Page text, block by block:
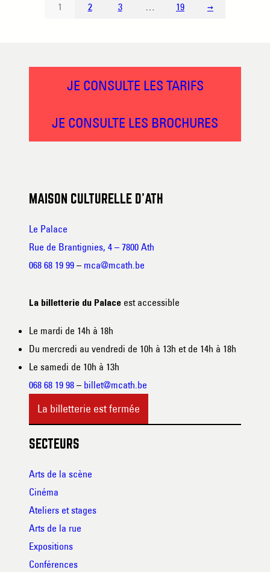
1 2 3 … 19 →
JE CONSULTE LES TARIFS
JE CONSULTE LES BROCHURES
MAISON CULTURELLE D’ATH
Le Palace
Rue de Brantignies, 4 – 7800 Ath
068 68 19 99 – mca@mcath.be
La billetterie du Palace est accessible
Le mardi de 14h à 18h
Du mercredi au vendredi de 10h à 13h et de 14h à 18h
Le samedi de 10h à 13h
068 68 19 98 – billet@mcath.be
La billetterie est fermée
SECTEURS
Arts de la scène
Cinéma
Ateliers et stages
Arts de la rue
Expositions
Conférences